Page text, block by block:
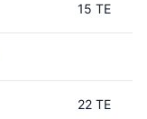
15 TE
22 TE